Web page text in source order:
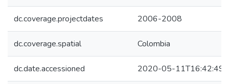
dc.coverage.projectdates 2006-2008
dc.coverage.spatial Colombia
dc.date.accessioned 2020-05-11T16:42:49Z